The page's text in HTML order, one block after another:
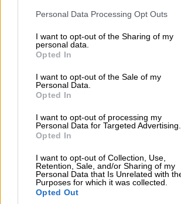
Please note that this website/app uses one
not limited to your visit or usage behaviour.
grant or deny consent to Google and its
use your data for below specified purposes
consent section.
Personal Data Processing Opt Outs
I want to opt-out of the Sharing of my
personal data.
Opted In
I want to opt-out of the Sale of my
Personal Data.
Opted In
I want to opt-out of processing my
Personal Data for Targeted Advertising.
Opted In
I want to opt-out of Collection, Use,
Retention, Sale, and/or Sharing of my
Personal Data that Is Unrelated with
Purposes for which it was collected.
Opted Out
Osittaiselle hoitovapaalle voi
myöhemminkin, jos kyse on
oppivelvollisuuden piirissä
tarpeessa olevasta
pitkäaikaissairaasta lapsesta.
Työnantaja voi kieltäytyä
osittaista hoitovapaata, jos siitä
tuotanto- ja palvelutoiminnalle
haittaa, jota ei ole mahdollista
kohtuullisilla työjärjestelyillä.